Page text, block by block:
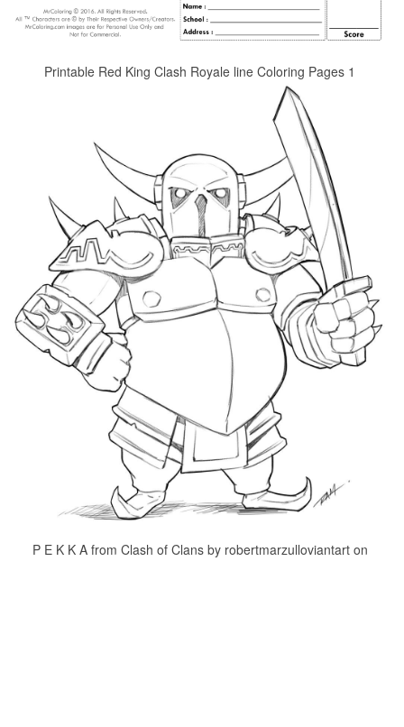
Printable Red King Clash Royale line Coloring Pages 1
P E K K A from Clash of Clans by robertmarzulloviantart on